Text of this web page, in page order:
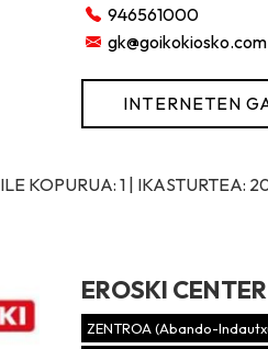
946561000
gk@goikokiosko.com
INTERNETEN
KOPURUA: 1 | IKASTURTEA:
EROSKI CENTER
ZENTROA (Abando-